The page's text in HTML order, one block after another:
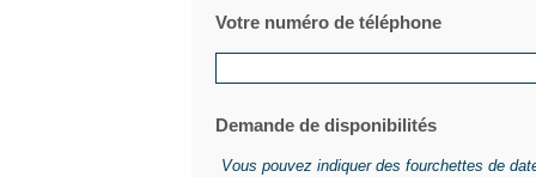
Votre numéro de téléphone
Demande de disponibilités
Vous pouvez indiquer des fourchettes de